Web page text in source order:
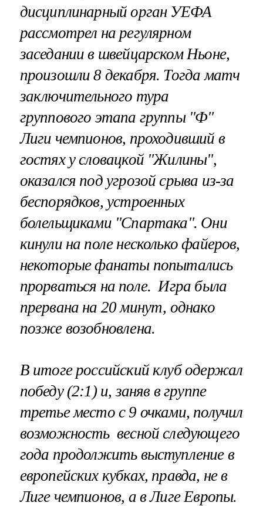
дисциплинарный орган УЕФА
рассмотрел на регулярном
заседании в швейцарском Ньоне,
произошли 8 декабря. Тогда матч
заключительного тура
группового этапа группы "Ф"
Лиги чемпионов, проходивший в
гостях у словацкой "Жилины",
оказался под угрозой срыва из-за
беспорядков, устроенных
болельщиками "Спартака". Они
кинули на поле несколько файеров,
некоторые фанаты попытались
прорваться на поле. Игра была
прервана на 20 минут, однако
позже возобновлена.
В итоге российский клуб одержал
победу (2:1) и, заняв в группе
третье место с 9 очками, получил
возможность весной следующего
года продолжить выступление в
европейских кубках, правда, не в
Лиге чемпионов, а в Лиге Европы.